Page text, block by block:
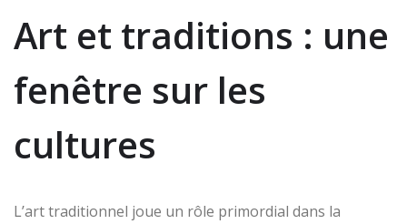
Art et traditions : une
fenêtre sur les
cultures
L’art traditionnel joue un rôle primordial dans la